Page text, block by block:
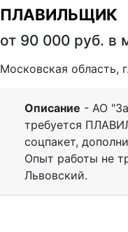
ПЛАВИЛЬЩИК
от 90 000 руб. в
Московская область,
Описание - АО
требуется
соцпакет,
Опыт работы не
Львовский.